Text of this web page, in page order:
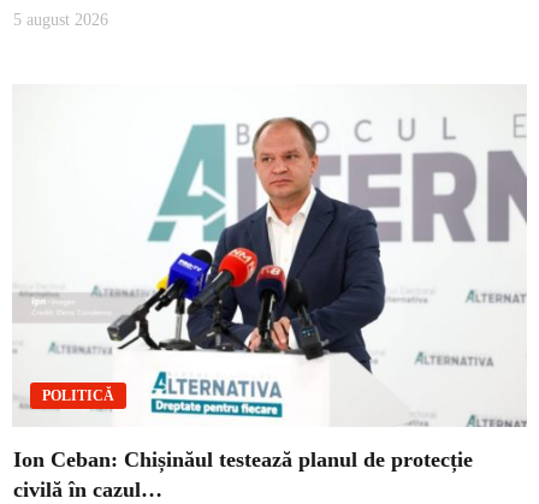
5 august 2026
POLITICĂ
Ion Ceban: Chișinăul testează planul de protecție
civilă în cazul…